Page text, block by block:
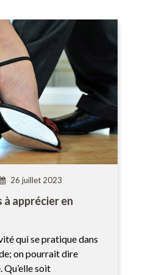
26 juillet 2023
apprécier en
qui se pratique dans
on pourrait dire
Qu’elle soit